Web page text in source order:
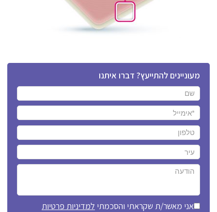
מעוניינים להתייעץ? דברו איתנו
אני מאשר/ת שקראתי והסכמתי למדיניות פרטיות